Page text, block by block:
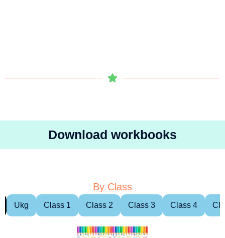
Download workbooks
By Class
Ukg Class 1 Class 2 Class 3 Class 4